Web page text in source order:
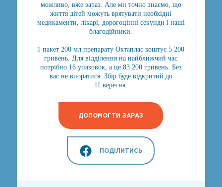
можливо, вже зараз. Але ми точно знаємо, що
життя дітей можуть врятувати необхідні
медикаменти, лікарі, дорогоцінні секунди і наші
благодійники.
1 пакет 200 мл препарату Октаплас коштує 5 200
гривень. Для відділення на найближчий час
потрібно 16 упаковок, а це 83 200 гривень. Без
вас не впоратися. Збір буде відкритий до
11 вересня.
ДОПОМОГТИ ЗАРАЗ
ПОДІЛИТИСЬ